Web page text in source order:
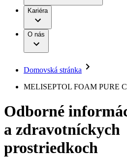
Terapie
Kontinencia a
Liečba bolesti
Miniinvazívna
Nutričná terapia
Onkológia
Ortopédia
Prevencia a kontrola
Spinálna chirurgia
Starostlivosť o rany
B. Braun Avitum
Ochorenia
Služby pre pacientov
Práca a kariéra
Naša kultúra
Vaša príležitosť
Zodpovednosť
Médiá
Tlačové správy
Kontakt
Kontaktný formulár
Spoločnosť
Kariéra
O nás
Domovská stránka
MELISEPTOL FOAM PURE
Odborné
a zdravotníckych
prostriedkoch